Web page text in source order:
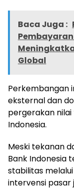
Baca Juga :
Global
Perkembangan
eksternal dan
pergerakan
Indonesia.
Meski tekanan
Bank Indonesia
stabilitas
intervensi pasar